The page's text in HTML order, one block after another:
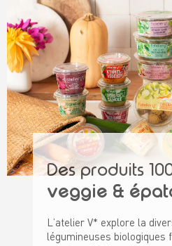
Des produits
veggie &
L’atelier V* explore la
légumineuses biologiques